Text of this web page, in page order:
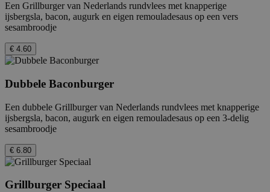
Een Grillburger van Nederlands rundvlees met knapperige
ijsbergsla, bacon, augurk en eigen remouladesaus op een vers
sesambroodje
€ 4.60
Dubbele Baconburger
Een dubbele Grillburger van Nederlands rundvlees met knapperige
ijsbergsla, bacon, augurk en eigen remouladesaus op een 3-delig
sesambroodje
€ 6.80
Grillburger Speciaal